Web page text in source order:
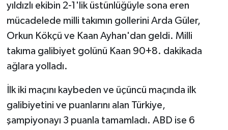
yıldızlı ekibin 2-1'lik üstünlüğüyle sona eren
mücadelede milli takımın gollerini Arda Güler,
Orkun Kökçü ve Kaan Ayhan'dan geldi. Milli
takıma galibiyet golünü Kaan 90+8. dakikada
ağlara yolladı.
İlk iki maçını kaybeden ve üçüncü maçında ilk
galibiyetini ve puanlarını alan Türkiye,
şampiyonayı 3 puanla tamamladı. ABD ise 6